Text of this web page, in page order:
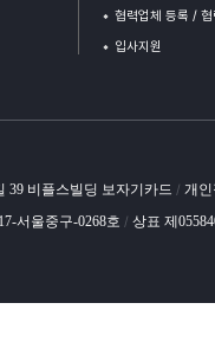
협력업체 등록 /
입사지원
39 비플스빌딩 보자기카드 / 개
서울중구-0268호 / 상표 제